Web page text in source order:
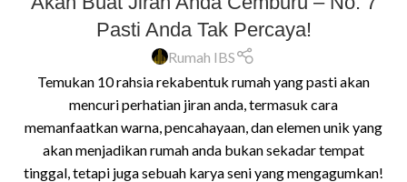
Pasti Anda Tak Percaya!
Rumah IBS
Temukan 10 rahsia rekabentuk rumah yang pasti akan
mencuri perhatian jiran anda, termasuk cara
memanfaatkan warna, pencahayaan, dan elemen unik yang
akan menjadikan rumah anda bukan sekadar tempat
tinggal, tetapi juga sebuah karya seni yang mengagumkan!